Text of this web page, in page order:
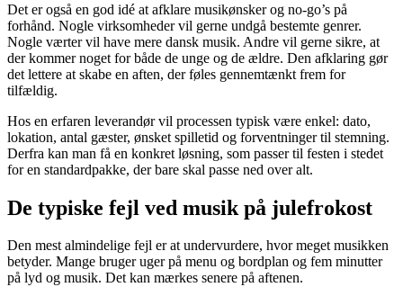
Det er også en god idé at afklare musikønsker og no-go’s på
forhånd. Nogle virksomheder vil gerne undgå bestemte genrer.
Nogle værter vil have mere dansk musik. Andre vil gerne sikre, at
der kommer noget for både de unge og de ældre. Den afklaring gør
det lettere at skabe en aften, der føles gennemtænkt frem for
tilfældig.
Hos en erfaren leverandør vil processen typisk være enkel: dato,
lokation, antal gæster, ønsket spilletid og forventninger til stemning.
Derfra kan man få en konkret løsning, som passer til festen i stedet
for en standardpakke, der bare skal passe ned over alt.
De typiske fejl ved musik på julefrokost
Den mest almindelige fejl er at undervurdere, hvor meget musikken
betyder. Mange bruger uger på menu og bordplan og fem minutter
på lyd og musik. Det kan mærkes senere på aftenen.